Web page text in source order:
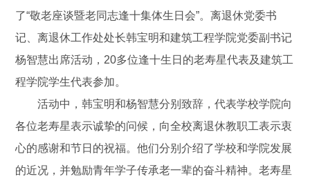
了“敬老座谈暨老同志逢十集体生日会”。离退休党委书
记、离退休工作处处长韩宝明和建筑工程学院党委副书记
杨智慧出席活动，20多位逢十生日的老寿星代表及建筑工
程学院学生代表参加。
活动中，韩宝明和杨智慧分别致辞，代表学校学院向
各位老寿星表示诚挚的问候，向全校离退休教职工表示衷
心的感谢和节日的祝福。他们分别介绍了学校和学院发展
的近况，并勉励青年学子传承老一辈的奋斗精神。老寿星